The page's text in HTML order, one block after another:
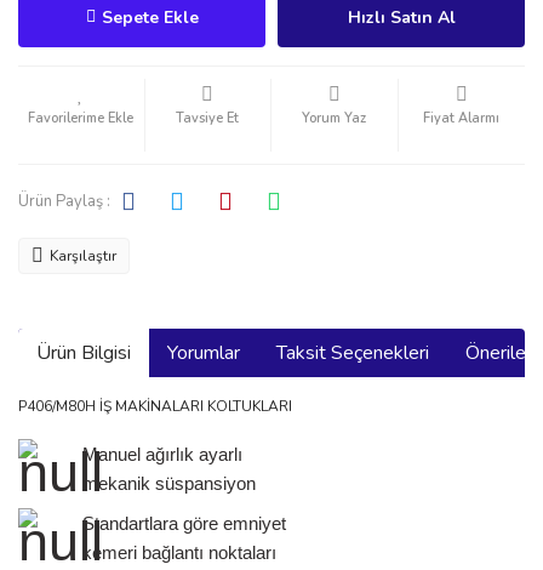
Sepete Ekle Hızlı Satın Al
Tavsiye Et Yorum Yaz Fiyat Alarmı
Ürün Paylaş :
Karşılaştır
Ürün Bilgisi Yorumlar Taksit Seçenekleri
P406/M80H İŞ MAKİNALARI KOLTUKLARI
Manuel ağırlık ayarlı
mekanik süspansiyon
Standartlara göre emniyet
kemeri bağlantı noktaları